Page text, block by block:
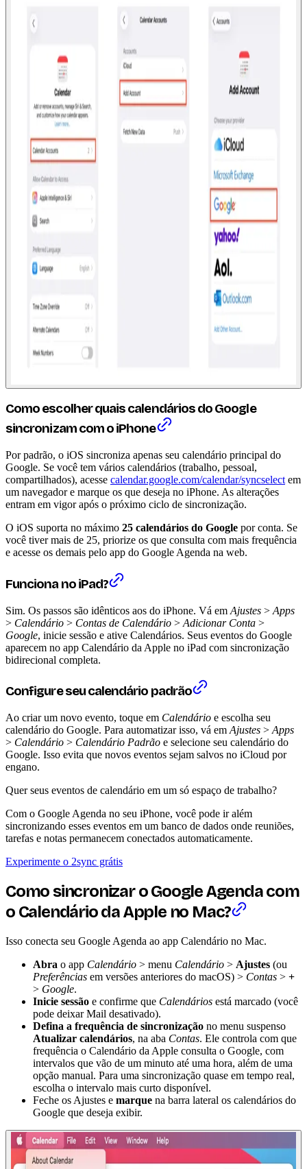
Como escolher quais calendários do Google
sincronizam com o iPhone
Por padrão, o iOS sincroniza apenas seu calendário principal do
Google. Se você tem vários calendários (trabalho, pessoal,
compartilhados), acesse calendar.google.com/calendar/syncselect em
um navegador e marque os que deseja no iPhone. As alterações
entram em vigor após o próximo ciclo de sincronização.
O iOS suporta no máximo 25 calendários do Google por conta. Se
você tiver mais de 25, priorize os que consulta com mais frequência
e acesse os demais pelo app do Google Agenda na web.
Funciona no iPad?
Sim. Os passos são idênticos aos do iPhone. Vá em Ajustes > Apps
> Calendário > Contas de Calendário > Adicionar Conta >
Google, inicie sessão e ative Calendários. Seus eventos do Google
aparecem no app Calendário da Apple no iPad com sincronização
bidirecional completa.
Configure seu calendário padrão
Ao criar um novo evento, toque em Calendário e escolha seu
calendário do Google. Para automatizar isso, vá em Ajustes > Apps
> Calendário > Calendário Padrão e selecione seu calendário do
Google. Isso evita que novos eventos sejam salvos no iCloud por
engano.
Quer seus eventos de calendário em um só espaço de trabalho?
Com o Google Agenda no seu iPhone, você pode ir além
sincronizando esses eventos em um banco de dados onde reuniões,
tarefas e notas permanecem conectados automaticamente.
Experimente o 2sync grátis
Como sincronizar o Google Agenda com
o Calendário da Apple no Mac?
Isso conecta seu Google Agenda ao app Calendário no Mac.
Abra o app Calendário > menu Calendário > Ajustes (ou
Preferências em versões anteriores do macOS) > Contas > +
> Google.
Inicie sessão e confirme que Calendários está marcado (você
pode deixar Mail desativado).
Defina a frequência de sincronização no menu suspenso
Atualizar calendários, na aba Contas. Ele controla com que
frequência o Calendário da Apple consulta o Google, com
intervalos que vão de um minuto até uma hora, além de uma
opção manual. Para uma sincronização quase em tempo real,
escolha o intervalo mais curto disponível.
Feche os Ajustes e marque na barra lateral os calendários do
Google que deseja exibir.